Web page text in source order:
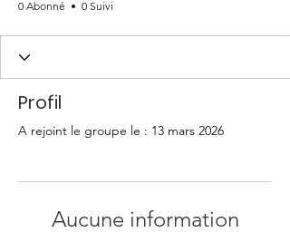
0 Abonné 0 Suivi
Profil
A rejoint le groupe le : 13 mars 2026
Aucune information